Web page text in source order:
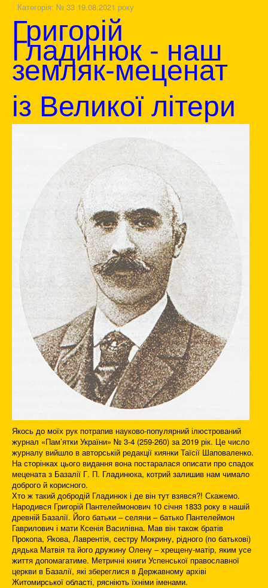
Категорія: № 33 19.08.2021 року
Григорій
Гладинюк - наш
земляк-меценат
із Великої літери
Якось до моїх рук потрапив науково-популярний ілюстрований
журнал «Пам’ятки України» № 3-4 (259-260) за 2019 рік. Це число
журналу вийшло в авторській редакції киянки Таїсії Шаповаленко.
На сторінках цього видання вона постаралася описати про спадок
мецената з Базалії Г. П. Гладинюка, котрий залишив нам чимало
доброго й корисного.
Хто ж такий добродій Гладинюк і де він тут взявся?! Скажемо.
Народився Григорій Пантелеймонович 10 січня 1833 року в нашій
древній Базалії. Його батьки – селяни – батько Пантелеймон
Гаврилович і мати Ксенія Василівна. Мав він також братів
Прокопа, Якова, Лаврентія, сестру Мокрину, рідного (по батькові)
дядька Матвія та його дружину Олену – хрещену-матір, яким усе
життя допомагатиме. Метричні книги Успенської православної
церкви в Базалії, які збереглися в Державному архіві
Житомирської області, рясніють їхніми іменами.